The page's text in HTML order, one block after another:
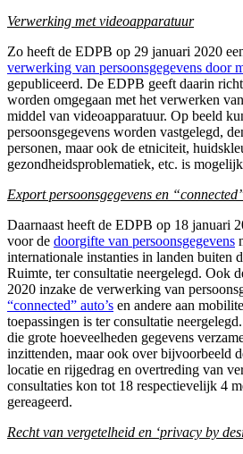
Verwerking met videoapparatuur
Zo heeft de EDPB op 29 januari 2020
verwerking van persoonsgegevens door
gepubliceerd. De EDPB geeft daarin
worden omgegaan met het verwerken
middel van videoapparatuur. Op beeld
persoonsgegevens worden vastgelegd,
personen, maar ook de etniciteit,
gezondheidsproblematiek, etc. is
Export persoonsgegevens en
Daarnaast heeft de EDPB op 18 januari
voor de doorgifte van persoonsgegevens
internationale instanties in landen buiten
Ruimte, ter consultatie neergelegd. Ook
2020 inzake de verwerking van
“connected” auto’s en andere aan
toepassingen is ter consultatie
die grote hoeveelheden gegevens
inzittenden, maar ook over bijvoorbeeld
locatie en rijgedrag en overtreding van
consultaties kon tot 18 respectievelijk 4
gereageerd.
Recht van vergetelheid en ‘privacy by